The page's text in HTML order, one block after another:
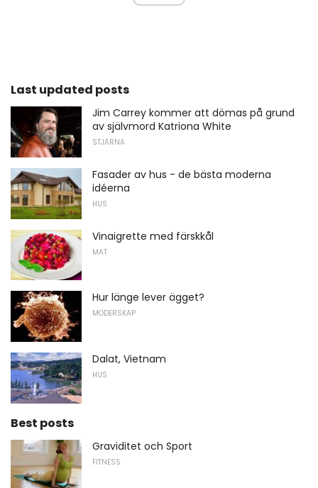
Last updated posts
Jim Carrey kommer att dömas på grund
av självmord Katriona White
STJÄRNA
Fasader av hus - de bästa moderna
idéerna
HUS
Vinaigrette med färskkål
MAT
Hur länge lever ägget?
MODERSKAP
Dalat, Vietnam
HUS
Best posts
Graviditet och Sport
FITNESS